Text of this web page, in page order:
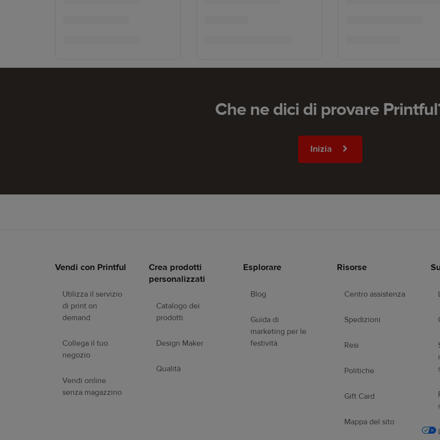
Che ne dici di provare
Inizia
Link
pagina
Vendi con Printful
Utilizza il servizio
di print on
demand
Collega il tuo
negozio
Vendi online
senza magazzino
Crea prodotti
personalizzati
Catalogo dei
prodotti
Design Maker
Qualità
Esplorare
Blog
Guida di
marketing per le
festività
Risorse
Centro assistenza
Spedizioni
Resi
Politiche
Gift Card
Mappa del sito